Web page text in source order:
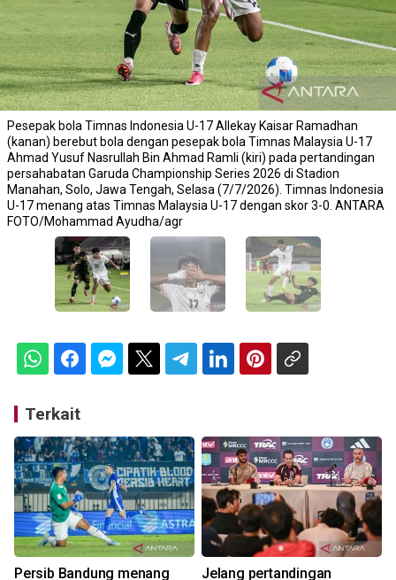
Pesepak bola Timnas Indonesia U-17 Allekay Kaisar Ramadhan
(kanan) berebut bola dengan pesepak bola Timnas Malaysia U-17
Ahmad Yusuf Nasrullah Bin Ahmad Ramli (kiri) pada pertandingan
persahabatan Garuda Championship Series 2026 di Stadion
Manahan, Solo, Jawa Tengah, Selasa (7/7/2026). Timnas Indonesia
U-17 menang atas Timnas Malaysia U-17 dengan skor 3-0. ANTARA
FOTO/Mohammad Ayudha/agr
Terkait
Persib Bandung menang
Jelang pertandingan